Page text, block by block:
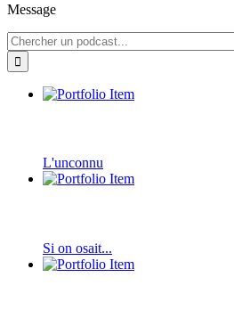
Message
L'unconnu
Si on osait...